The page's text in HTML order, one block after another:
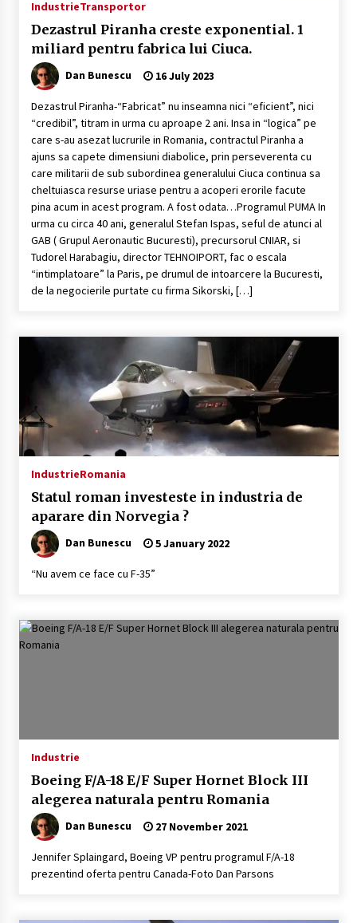
milioane disparute din conturi
7 September 2020
Programul “Corveta Multifunctionala”-
navigind pe valuri de fake-news
25 April 2020
Achizitia bateriilor de Coasta-Legea trece,
intrebarile ramin.
18 February 2021
Flota Rusa a Marii Negre-element de
descurajare sau de constringere ?
14 June 2020
IndustrieTransportor
Dezastrul Piranha creste exponential. 1
miliard pentru fabrica lui Ciuca.
Dan Bunescu 16 July 2023
Dezastrul Piranha-“Fabricat” nu inseamna nici “eficient”, nici
“credibil”, titram in urma cu aproape 2 ani. Insa in “logica” pe
care s-au asezat lucrurile in Romania, contractul Piranha a
ajuns sa capete dimensiuni diabolice, prin perseverenta cu
care militarii de sub subordinea generalului Ciuca continua sa
cheltuiasca resurse uriase pentru a acoperi erorile facute
pina acum in acest program. A fost odata…Programul PUMA In
urma cu circa 40 ani, generalul Stefan Ispas, seful de atunci al
GAB ( Grupul Aeronautic Bucuresti), precursorul CNIAR, si
Tudorel Harabagiu, director TEHNOIPORT, fac o escala
“intimplatoare” la Paris, pe drumul de intoarcere la Bucuresti,
de la negocierile purtate cu firma Sikorski, […]
IndustrieRomania
Statul roman investeste in industria de
aparare din Norvegia ?
Dan Bunescu 5 January 2022
“Nu avem ce face cu F-35”
Industrie
Boeing F/A-18 E/F Super Hornet Block III
alegerea naturala pentru Romania
Dan Bunescu 27 November 2021
Jennifer Splaingard, Boeing VP pentru programul F/A-18
prezentind oferta pentru Canada-Foto Dan Parsons